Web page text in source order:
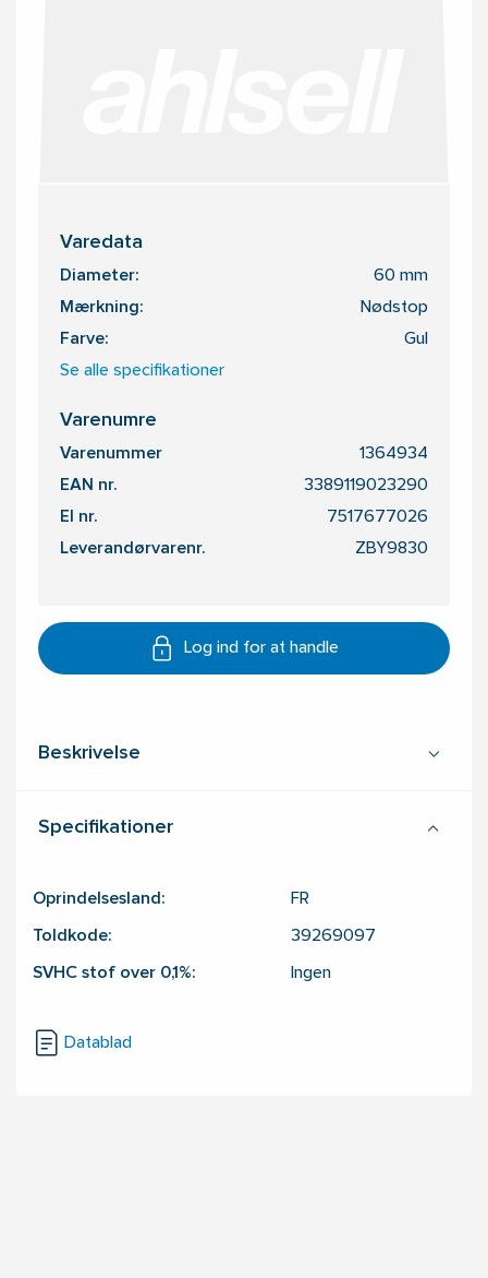
Varedata
Diameter: 60 mm
Mærkning: Nødstop
Farve: Gul
Se alle specifikationer
Varenumre
Varenummer 1364934
EAN nr. 3389119023290
El nr. 7517677026
Leverandørvarenr. ZBY9830
Log ind for at handle
Beskrivelse
Specifikationer
Oprindelsesland: FR
Toldkode: 39269097
SVHC stof over 0,1%: Ingen
Datablad